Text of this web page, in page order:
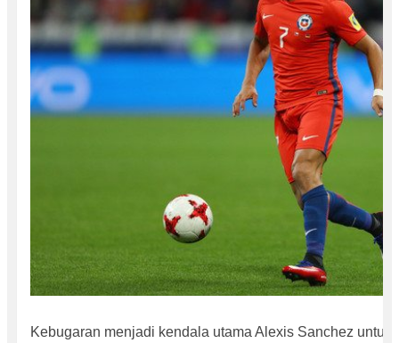
Kebugaran menjadi kendala utama Alexis Sanchez untuk